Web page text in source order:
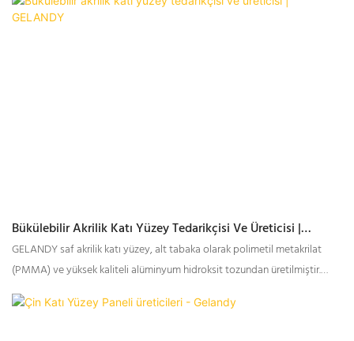
üretici olarak Gelandy, katı yüzey endüstrisinde önemli adımlar atmış ve
Bükülebilir Akrilik Katı Yüzey Tedarikçisi Ve Üreticisi |
GELANDY
GELANDY saf akrilik katı yüzey, alt tabaka olarak polimetil metakrilat
(PMMA) ve yüksek kaliteli alüminyum hidroksit tozundan üretilmiştir.
Mükemmel mekanik özelliklere, hava koşullarına dayanıklılığa, leke
tutmazlığa, su geçirmezliğe, sararmaya ve UV ışınlarına karşı